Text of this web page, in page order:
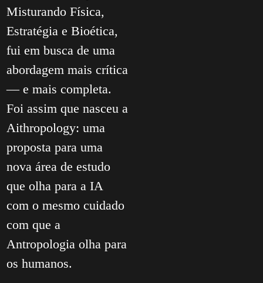
Misturando Física,
Estratégia e Bioética,
fui em busca de uma
abordagem mais crítica
— e mais completa.
Foi assim que nasceu a
Aithropology: uma
proposta para uma
nova área de estudo
que olha para a IA
com o mesmo cuidado
com que a
Antropologia olha para
os humanos.